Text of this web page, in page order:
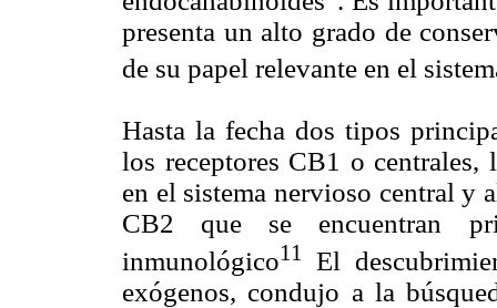
presenta un alto grado de
de su papel relevante en el
Hasta la fecha dos tipos
los receptores CB1 o centrales,
en el sistema nervioso central y
CB2 que se encuentran
inmunológico11
El
exógenos, condujo a la